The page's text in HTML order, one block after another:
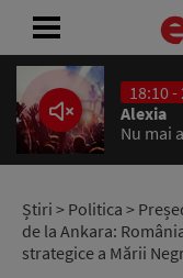
18:10 -
Alexia
Nu mai
Știri > Politica >
de la Ankara:
strategice a Mării
ACASĂ
ȘTIRI
RADIO
CONCURSURI